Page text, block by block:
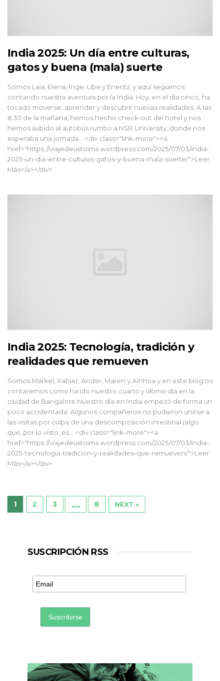
India 2025: Un día entre culturas,
gatos y buena (mala) suerte
Somos Laia, Elena, Inge, Libe y Eneritz, y aquí seguimos
contando nuestra aventura por la India. Hoy, en el día cinco, ha
tocado moverse, aprender y descubrir nuevas realidades. A las
8:30 de la mañana, hemos hecho check-out del hotel y nos
hemos subido al autobús rumbo a NSB University, donde nos
esperaba una jornada... <div class="link-more"><a
href="https://viajedeustoims.wordpress.com/2025/07/03/india-
2025-un-dia-entre-culturas-gatos-y-buena-mala-suerte/">Leer
Más</a></div>
India 2025: Tecnología, tradición y
realidades que remueven
Somos Markel, Xabier, Ander, Maren y Ainhoa y en este blog os
contaremos como ha ido nuestro cuarto y último día en la
ciudad de Bangalore.Nuestro día en India empezó de forma un
poco accidentada. Algunos compañeros no pudieron unirse a
las visitas por culpa de una descomposición intestinal (algo
que, por lo visto, es... <div class="link-more"><a
href="https://viajedeustoims.wordpress.com/2025/07/03/india-
2025-tecnologia-tradicion-y-realidades-que-remueven/">Leer
Más</a></div>
1 2 3 … 8 NEXT »
SUSCRIPCIÓN RSS